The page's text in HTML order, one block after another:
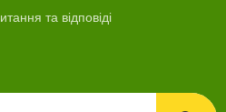
та відповіді